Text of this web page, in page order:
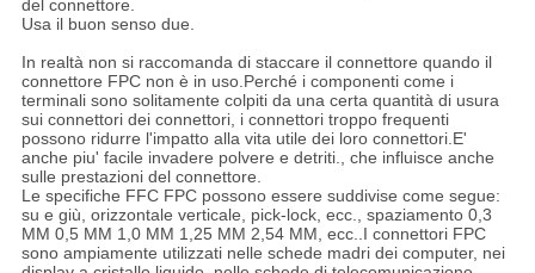
del connettore.
Usa il buon senso due.
In realtà non si raccomanda di staccare il connettore quando il
connettore FPC non è in uso.Perché i componenti come i
terminali sono solitamente colpiti da una certa quantità di usura
sui connettori dei connettori, i connettori troppo frequenti
possono ridurre l'impatto alla vita utile dei loro connettori.E'
anche piu' facile invadere polvere e detriti., che influisce anche
sulle prestazioni del connettore.
Le specifiche FFC FPC possono essere suddivise come segue:
su e giù, orizzontale verticale, pick-lock, ecc., spaziamento 0,3
MM 0,5 MM 1,0 MM 1,25 MM 2,54 MM, ecc..I connettori FPC
sono ampiamente utilizzati nelle schede madri dei computer, nei